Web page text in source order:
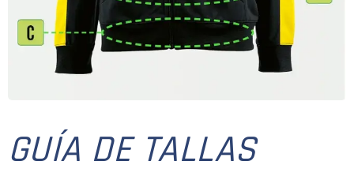
GUÍA DE TALLAS